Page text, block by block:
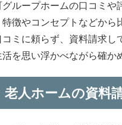
ループホームの口コミ
徴やコンセプトなどか
ミに頼らず、資料請求
を思い浮かべながら確か
老人ホームの資料